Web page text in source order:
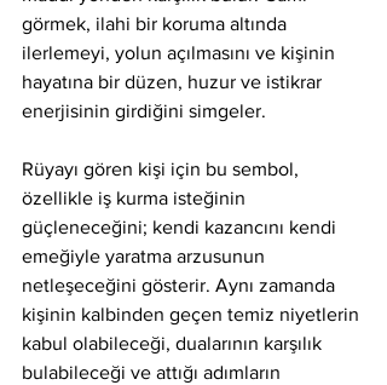
görmek, ilahi bir koruma altında
ilerlemeyi, yolun açılmasını ve kişinin
hayatına bir düzen, huzur ve istikrar
enerjisinin girdiğini simgeler.
Rüyayı gören kişi için bu sembol,
özellikle iş kurma isteğinin
güçleneceğini; kendi kazancını kendi
emeğiyle yaratma arzusunun
netleşeceğini gösterir. Aynı zamanda
kişinin kalbinden geçen temiz niyetlerin
kabul olabileceği, dualarının karşılık
bulabileceği ve attığı adımların